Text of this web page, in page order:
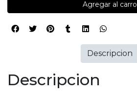
Agregar al carro
Descripcion
Descripcion